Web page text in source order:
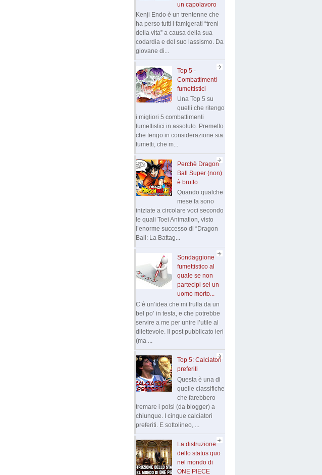
un capolavoro
Kenji Endo è un trentenne che
ha perso tutti i famigerati “treni
della vita” a causa della sua
codardia e del suo lassismo. Da
giovane di...
Top 5 -
Combattimenti
fumettistici
Una Top 5 su
quelli che ritengo
i migliori 5 combattimenti
fumettistici in assoluto. Premetto
che tengo in considerazione sia
fumetti, che m...
Perchè Dragon
Ball Super (non)
è brutto
Quando qualche
mese fa sono
iniziate a circolare voci secondo
le quali Toei Animation, visto
l’enorme successo di “Dragon
Ball: La Battag...
Sondaggione
fumettistico al
quale se non
partecipi sei un
uomo morto...
C’è un’idea che mi frulla da un
bel po’ in testa, e che potrebbe
servire a me per unire l’utile al
dilettevole. Il post pubblicato ieri
(ma ...
Top 5: Calciatori
preferiti
Questa è una di
quelle classifiche
che farebbero
tremare i polsi (da blogger) a
chiunque. I cinque calciatori
preferiti. E sottolineo, ...
La distruzione
dello status quo
nel mondo di
ONE PIECE